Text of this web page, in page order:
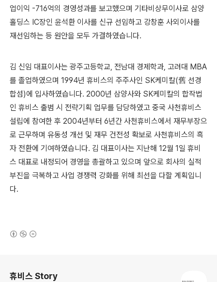
업이익 -716억의 경영성과를 보고했으며 기타비상무이사로 삼양
홀딩스 IC장인 윤석환 이사를 신규 선임하고 강창훈 사외이사를
재선임하는 등 원안을 모두 가결하였습니다.
김 신임 대표이사는 광주고등학교, 전남대 경제학과, 고려대 MBA
를 졸업하였으며 1994년 휴비스의 주주사인 SK케미칼(舊 선경
합섬)에 입사하였습니다. 2000년 삼양사와 SK케미칼의 합작법
인 휴비스 출범 시 전략기획 업무를 담당하였고 중국 사천휴비스
설립에 참여한 후 2004년부터 6년간 사천휴비스에서 재무부장으
로 근무하며 유동성 개선 및 재무 건전성 확보로 사천휴비스의 흑
자 전환에 기여하였습니다. 김 대표이사는 지난해 12월 1일 휴비
스 대표로 내정되어 경영을 총괄하고 있으며 앞으로 회사의 실적
부진을 극복하고 사업 경쟁력 강화를 위해 최선을 다할 계획입니
다.
휴비스 Story